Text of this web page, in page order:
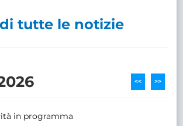
tutte le notizie
>>
<<
in programma